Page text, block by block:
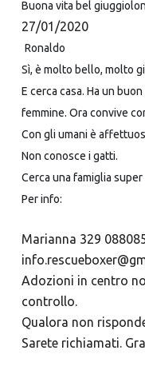
Buona vita bel
27/01/2020
Ronaldo
Sì, è molto bello, molto
E cerca casa. Ha un
femmine. Ora convive
Con gli umani è
Non conosce i gatti.
Cerca una famiglia
Per info:
Marianna 329
Adozioni in centro
controllo.
Qualora non
Sarete richiamati.